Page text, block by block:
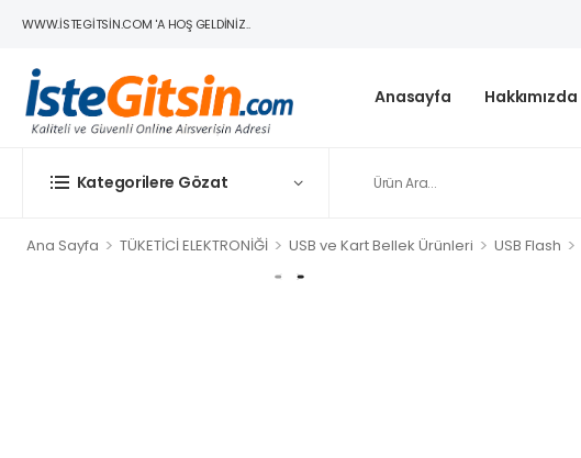
WWW.ISTEGITSIN.COM 'A HOŞ GELDINIZ..
Anasayfa Hakkımızda
Kategorilere Gözat
Ana Sayfa > TÜKETİCİ ELEKTRONİĞİ > USB ve Kart Bellek Ürünleri > USB Flash >